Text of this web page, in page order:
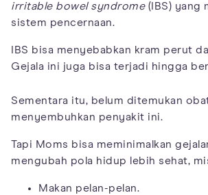
irritable bowel syndrome(IBS) yang
sistem pencernaan.
IBS bisa menyebabkan kram perut
Gejala ini juga bisa terjadi hingga
Sementara itu, belum ditemukan
menyembuhkan penyakit ini.
Tapi Moms bisa meminimalkan
mengubah pola hidup lebih sehat,
Makan pelan-pelan.